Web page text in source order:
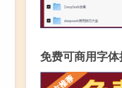
免费可商用字